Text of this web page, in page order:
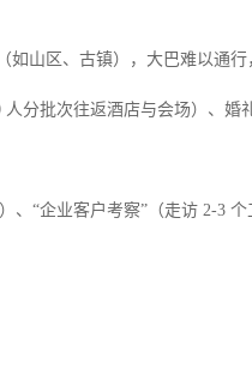
山区、古镇），大巴难以通
分批次往返酒店与会场）、婚
、“企业客户考察”（走访 2-3